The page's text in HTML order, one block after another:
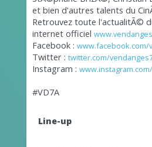
et bien d'autres talents du
Retrouvez toute l'actualitÃ©
internet officiel
Facebook :
Twitter : twitter.com/
Instagram :
#VD7A
Line-up